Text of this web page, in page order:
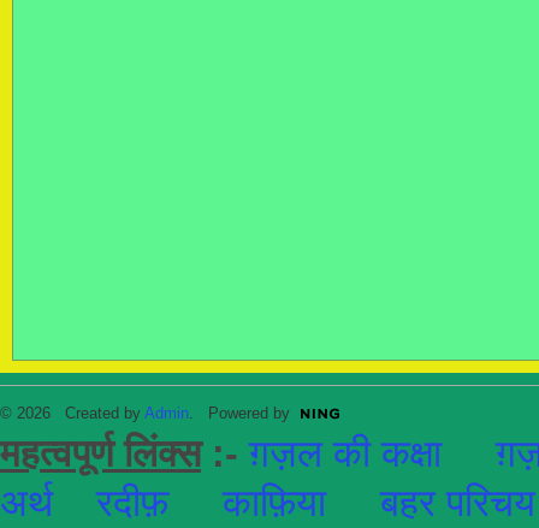
© 2026 Created by Admin . Powered by
महत्वपूर्ण लिंक्स :- ग़ज़ल की कक्षा
अर्थ
रदीफ़ काफ़िया
बहर